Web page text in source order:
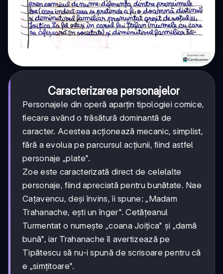
Caracterizarea personajelor
Personajele din operă aparțin tipologiei comice,
fiecare având o trăsătură dominantă de
caracter. Acestea acționează mecanic, simplist,
fără a evolua pe parcursul acțiunii, fiind astfel
personaje „plate".
Zoe este caracterizată direct de celelalte
personaje, fiind apreciată pentru bunătate. Nae
Cațavencu, deși învins, îi spune: „Madam
Trahanache, ești un înger". Cetățeanul
Turmentat o numește „coana Joițica" și „damă
bună", iar Trahanache îl avertizează pe
Tipătescu să nu-i spună de scrisoare pentru că
e „simțitoare".